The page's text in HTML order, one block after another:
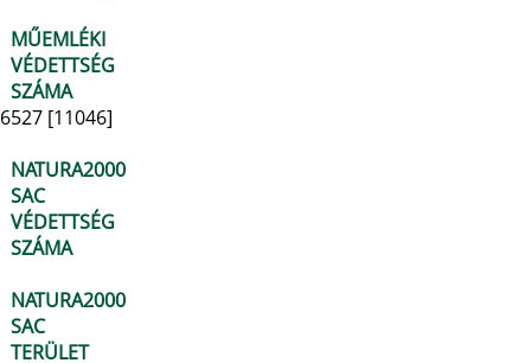
MŰEMLÉKI
VÉDETTSÉG
SZÁMA
6527 [11046]
NATURA2000
SAC
VÉDETTSÉG
SZÁMA
NATURA2000
SAC
TERÜLET